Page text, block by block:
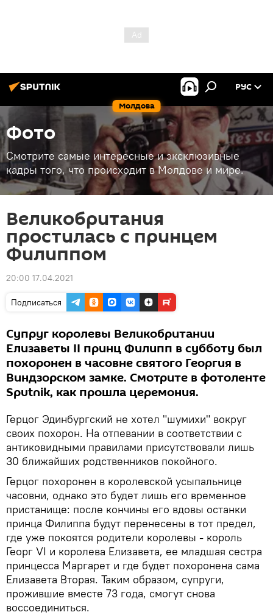
Молдова
РУС
Фото
Смотрите самые интересные и эксклюзивные
кадры того, что происходит в Молдове и мире.
Великобритания
простилась с принцем
Филиппом
20:00 17.04.2021
Подписаться
Супруг королевы Великобритании
Елизаветы II принц Филипп в субботу был
похоронен в часовне святого Георгия в
Виндзорском замке. Смотрите в фотоленте
Sputnik, как прошла церемония.
Герцог Эдинбургский не хотел "шумихи" вокруг
своих похорон. На отпевании в соответствии с
антиковидными правилами присутствовали лишь
30 ближайших родственников покойного.
Герцог похоронен в королевской усыпальнице
часовни, однако это будет лишь его временное
пристанище: после кончины его вдовы останки
принца Филиппа будут перенесены в тот предел,
где уже покоятся родители королевы - король
Георг VI и королева Елизавета, ее младшая сестра
принцесса Маргарет и где будет похоронена сама
Елизавета Вторая. Таким образом, супруги,
прожившие вместе 73 года, смогут снова
воссоединиться.